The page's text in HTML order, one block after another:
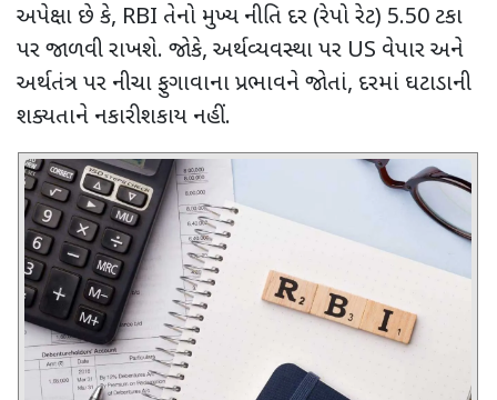
અપેક્ષા છે કે, RBI તેનો મુખ્ય નીતિ દર (રેપો રેટ) 5.50 ટકા
પર જાળવી રાખશે. જોકે, અર્થવ્યવસ્થા પર US વેપાર અને
અર્થતંત્ર પર નીચા ફુગાવાના પ્રભાવને જોતાં, દરમાં ઘટાડાની
શક્યતાને નકારી શકાય નહીં.